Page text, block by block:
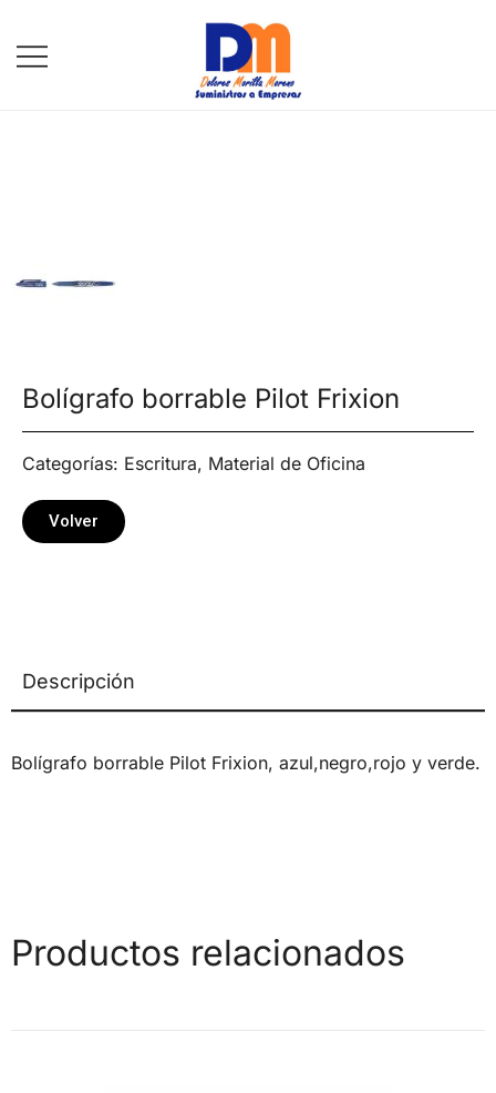
Bolígrafo borrable Pilot Frixion
Categorías: Escritura, Material de Oficina
Volver
Descripción
Bolígrafo borrable Pilot Frixion, azul,negro,rojo y verde.
Productos relacionados